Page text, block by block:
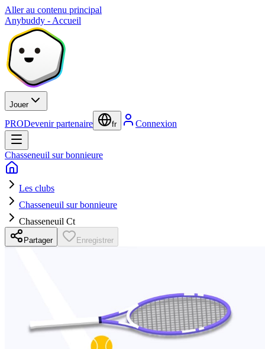
Aller au contenu principal
Anybuddy - Accueil
Jouer
PRODevenir partenaire fr Connexion
Chasseneuil sur bonnieure
Les clubs
Chasseneuil sur bonnieure
Chasseneuil Ct
Partager Enregistrer